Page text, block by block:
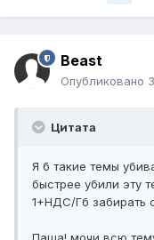
Beast
Опубликовано
Цитата
Я б такие темы
быстрее убили эту
1+НДС/Гб забирать